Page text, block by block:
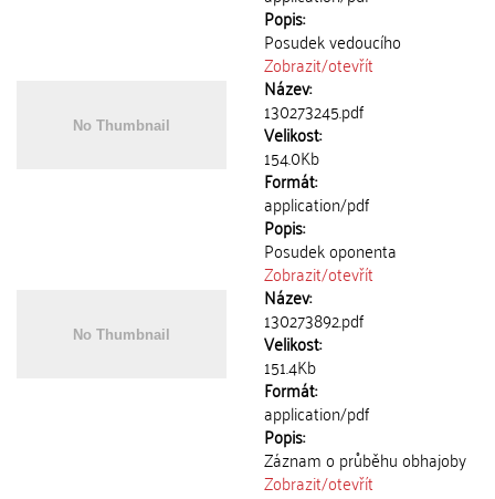
Popis:
Posudek vedoucího
Zobrazit/otevřít
Název:
130273245.pdf
Velikost:
154.0Kb
Formát:
application/pdf
Popis:
Posudek oponenta
Zobrazit/otevřít
Název:
130273892.pdf
Velikost:
151.4Kb
Formát:
application/pdf
Popis:
Záznam o průběhu obhajoby
Zobrazit/otevřít